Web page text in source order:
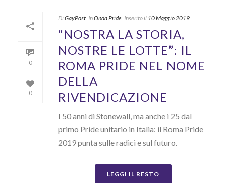
0
0
DiGayPost InOnda Pride Inserito il 10 Maggio 2019
“NOSTRA LA STORIA,
NOSTRE LE LOTTE”: IL
ROMA PRIDE NEL NOME
DELLA
RIVENDICAZIONE
I 50 anni di Stonewall, ma anche i 25 dal
primo Pride unitario in Italia: il Roma Pride
2019 punta sulle radici e sul futuro.
LEGGI IL RESTO